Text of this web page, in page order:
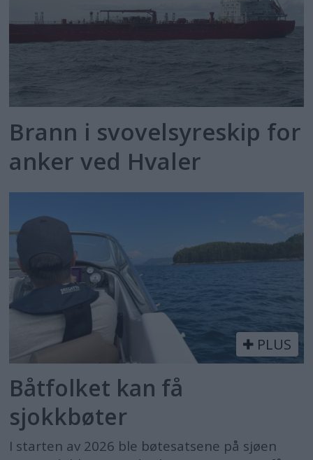
Brann i svovelsyreskip for
anker ved Hvaler
PLUS
Båtfolket kan få
sjokkbøter
I starten av 2026 ble bøtesatsene på sjøen